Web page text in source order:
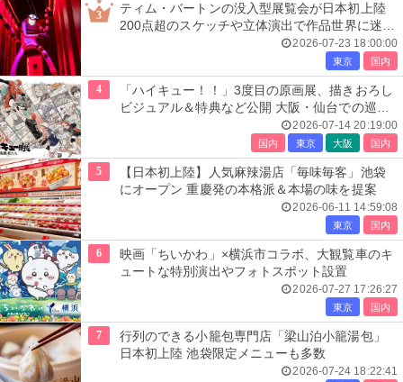
3
ティム・バートンの没入型展覧会が日本初上陸
200点超のスケッチや立体演出で作品世界に迷い
2026-07-23 18:00:00
東京 国内
4
「ハイキュー！！」3度目の原画展、描きおろし
ビジュアル＆特典など公開 大阪・仙台での巡回
2026-07-14 20:19:00
国内 東京 大阪 国内
5
【日本初上陸】人気麻辣湯店「毎味毎客」池袋
にオープン 重慶発の本格派＆本場の味を提案
2026-06-11 14:59:08
東京 国内
6
映画「ちいかわ」×横浜市コラボ、大観覧車のキ
ュートな特別演出やフォトスポット設置
2026-07-27 17:26:27
東京 国内
7
行列のできる小籠包専門店「梁山泊小籠湯包」
日本初上陸 池袋限定メニューも多数
2026-07-24 18:22:41